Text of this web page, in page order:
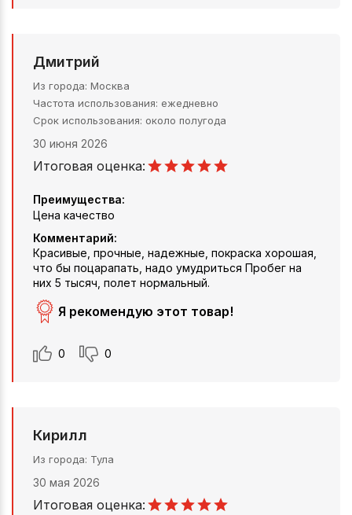
Дмитрий
Из города Москва
Частота использования ежедневно
Срок использования около полугода
30 июня 2026
Итоговая оценка:
Преимущества:
Цена качество
Комментарий:
Красивые, прочные, надежные, покраска хорошая,
что бы поцарапать, надо умудриться Пробег на
них 5 тысяч, полет нормальный.
Я рекомендую этот товар!
0 0
Кирилл
Из города Тула
30 мая 2026
Итоговая оценка: